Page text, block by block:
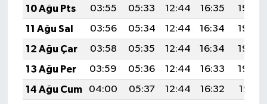
10 Ağu Pts
03:55 05:33 12:44 16:35
19:46
11 Ağu Sal
03:56 05:34 12:44 16:34
19:45
12 Ağu Çar
03:58 05:35 12:44 16:34
19:43
13 Ağu Per
03:59 05:36 12:44 16:33
19:42
14 Ağu Cum
04:00 05:37 12:44 16:32
19:41